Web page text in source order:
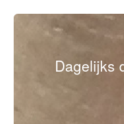
Dagelijks